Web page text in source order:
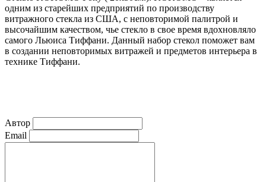
одним из старейших предприятий по производству
витражного стекла из США, с неповторимой палитрой и
высочайшим качеством, чье стекло в свое время вдохновляло
самого Льюиса Тиффани. Данный набор стекол поможет вам
в создании неповторимых витражей и предметов интерьера в
технике Тиффани.
Автор
Email